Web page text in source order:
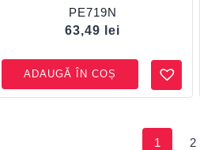
PE719N
63,49
lei
ADAUGĂ ÎN COȘ
1 2